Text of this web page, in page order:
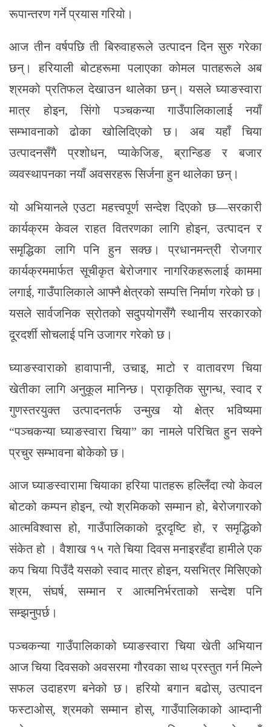
रूपान्तरण गर्ने प्रयास गरियो।
आज तीन वर्षपछि ती बिरुवाहरूले उत्पादन दिन सुरु गरेका
छन्। हरियाली बोटहरूमा पलाएका कोमल पातहरूले अब
श्रमको प्रतिफल देखाउन थालेका छन्। यसले घ्याङस्वारा
मात्र होइन, सिंगो पञ्चकन्या गाउँपालिकालाई नयाँ
सम्भावनाको ढोका खोलिदिएको छ। अब यहाँ चिया
उत्पादनसँगै प्रशोधन, प्याकेजिङ, ब्रान्डिङ र बजार
व्यवस्थापनका नयाँ अवसरहरू सिर्जना हुन थालेका छन्।
यो अभियानले एउटा महत्त्वपूर्ण सन्देश दिएको छ—सरकारी
कार्यक्रम केवल राहत वितरणका लागि होइन, उत्पादन र
समृद्धिका लागि पनि हुन सक्छ। प्रधानमन्त्री रोजगार
कार्यक्रममार्फत सूचीकृत बेरोजगार नागरिकहरूलाई काममा
लगाई, गाउँपालिकाले आफ्नै क्षेत्रको सम्पत्ति निर्माण गरेको छ।
यसले सार्वजनिक स्रोतको सदुपयोगसँगै स्थानीय सरकारको
दूरदर्शी सोचलाई पनि उजागर गरेको छ।
घ्याङस्वाराको हावापानी, उचाइ, माटो र वातावरण चिया
खेतीका लागि अनुकूल मानिन्छ। प्राकृतिक सुगन्ध, स्वाद र
गुणस्तरयुक्त उत्पादनतर्फ उन्मुख यो क्षेत्र भविष्यमा
“पञ्चकन्या घ्याङस्वारा चिया” का नामले परिचित हुन सक्ने
प्रचुर सम्भावना बोकेको छ।
आज घ्याङस्वारामा चियाका हरिया पातहरू हल्लिँदा त्यो केवल
बोटको कम्पन होइन, त्यो श्रमिकको सम्मान हो, बेरोजगारको
आत्मविश्वास हो, गाउँपालिकाको दूरदृष्टि हो, र समृद्धिको
संकेत हो । वैशाख १५ गते चिया दिवस मनाइरहँदा हामीले एक
कप चिया पिउँदै यसको स्वाद मात्र होइन, यसभित्र मिसिएको
श्रम, संघर्ष, सम्मान र आत्मनिर्भरताको सन्देश पनि
सम्झनुपर्छ।
पञ्चकन्या गाउँपालिकाको घ्याङस्वारा चिया खेती अभियान
आज चिया दिवसको अवसरमा गौरवका साथ प्रस्तुत गर्न मिल्ने
सफल उदाहरण बनेको छ। हरियो बगान बढोस्, उत्पादन
फस्टाओस्, श्रमको सम्मान होस्, गाउँपालिकाको आम्दानी